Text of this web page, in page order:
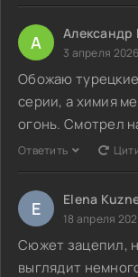
А Александр
3 апреля
Обожаю
серии, а химия
огонь. Смотрел
Ответить
E Elena
18 апреля
Сюжет зацепил,
выглядит